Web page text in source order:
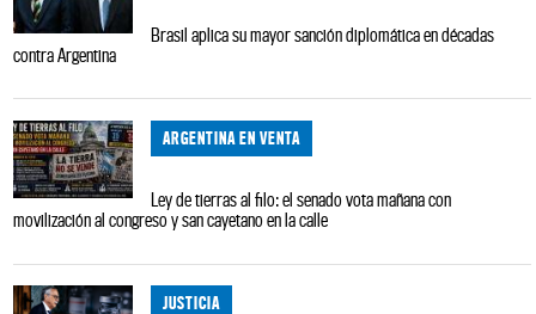
Brasil aplica su mayor sanción diplomática en décadas
contra Argentina
ARGENTINA EN VENTA
Ley de tierras al filo: el senado vota mañana con
movilización al congreso y san cayetano en la calle
JUSTICIA